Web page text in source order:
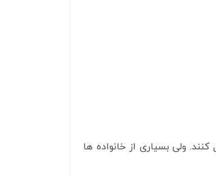
ولی بسیاری از خانواده ها